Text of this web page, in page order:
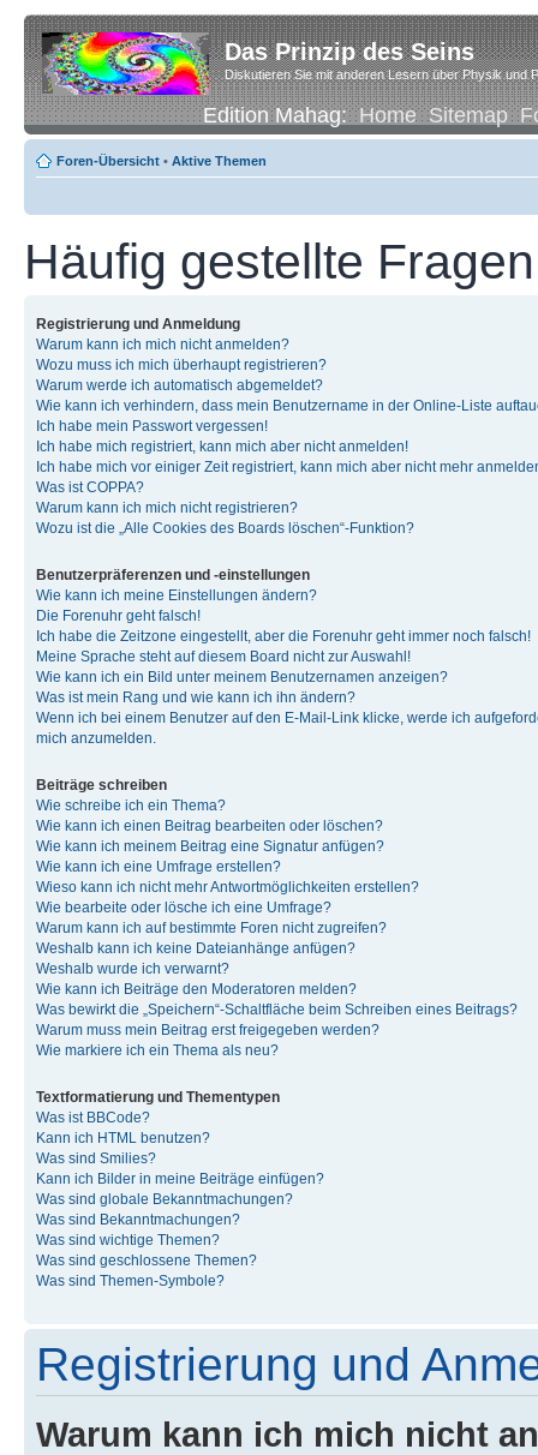
Das Prinzip des Seins
Diskutieren Sie mit anderen Lesern über Physik und
Edition Mahag:Home Sitemap
Foren-Übersicht • Aktive Themen
Häufig gestellte Fragen
Registrierung und Anmeldung
Warum kann ich mich nicht anmelden?
Wozu muss ich mich überhaupt registrieren?
Warum werde ich automatisch abgemeldet?
Wie kann ich verhindern, dass mein Benutzername in der Online-Liste
Ich habe mein Passwort vergessen!
Ich habe mich registriert, kann mich aber nicht anmelden!
Ich habe mich vor einiger Zeit registriert, kann mich aber nicht mehr
Was ist COPPA?
Warum kann ich mich nicht registrieren?
Wozu ist die „Alle Cookies des Boards löschen“-Funktion?
Benutzerpräferenzen und -einstellungen
Wie kann ich meine Einstellungen ändern?
Die Forenuhr geht falsch!
Ich habe die Zeitzone eingestellt, aber die Forenuhr geht immer noch falsch!
Meine Sprache steht auf diesem Board nicht zur Auswahl!
Wie kann ich ein Bild unter meinem Benutzernamen anzeigen?
Was ist mein Rang und wie kann ich ihn ändern?
Wenn ich bei einem Benutzer auf den E-Mail-Link klicke, werde ich
mich anzumelden.
Beiträge schreiben
Wie schreibe ich ein Thema?
Wie kann ich einen Beitrag bearbeiten oder löschen?
Wie kann ich meinem Beitrag eine Signatur anfügen?
Wie kann ich eine Umfrage erstellen?
Wieso kann ich nicht mehr Antwortmöglichkeiten erstellen?
Wie bearbeite oder lösche ich eine Umfrage?
Warum kann ich auf bestimmte Foren nicht zugreifen?
Weshalb kann ich keine Dateianhänge anfügen?
Weshalb wurde ich verwarnt?
Wie kann ich Beiträge den Moderatoren melden?
Was bewirkt die „Speichern“-Schaltfläche beim Schreiben eines Beitrags?
Warum muss mein Beitrag erst freigegeben werden?
Wie markiere ich ein Thema als neu?
Textformatierung und Thementypen
Was ist BBCode?
Kann ich HTML benutzen?
Was sind Smilies?
Kann ich Bilder in meine Beiträge einfügen?
Was sind globale Bekanntmachungen?
Was sind Bekanntmachungen?
Was sind wichtige Themen?
Was sind geschlossene Themen?
Was sind Themen-Symbole?
Registrierung und
Warum kann ich mich nicht